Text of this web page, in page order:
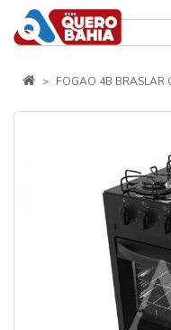
FOGAO 4B BRASLAR